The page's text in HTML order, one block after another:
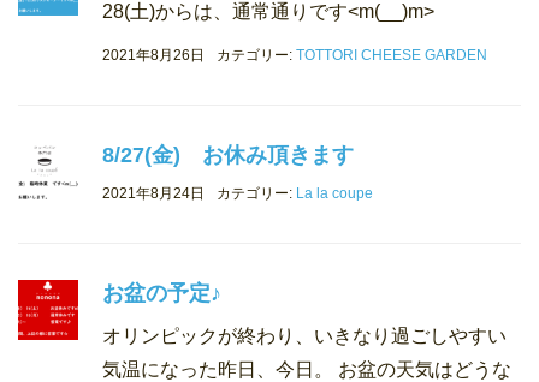
28(土)からは、通常通りです<m(__)m>
2021年8月26日 カテゴリー: TOTTORI CHEESE GARDEN
8/27(金) お休み頂きます
2021年8月24日 カテゴリー: La la coupe
お盆の予定♪
オリンピックが終わり、いきなり過ごしやすい
気温になった昨日、今日。 お盆の天気はどうな